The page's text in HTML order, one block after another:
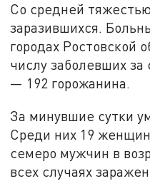
Со средней
заразившихся.
городах Ростовской
числу заболевших за
— 192 горожанина.
За минувшие сутки
Среди них 19
семеро мужчин в
всех случаях